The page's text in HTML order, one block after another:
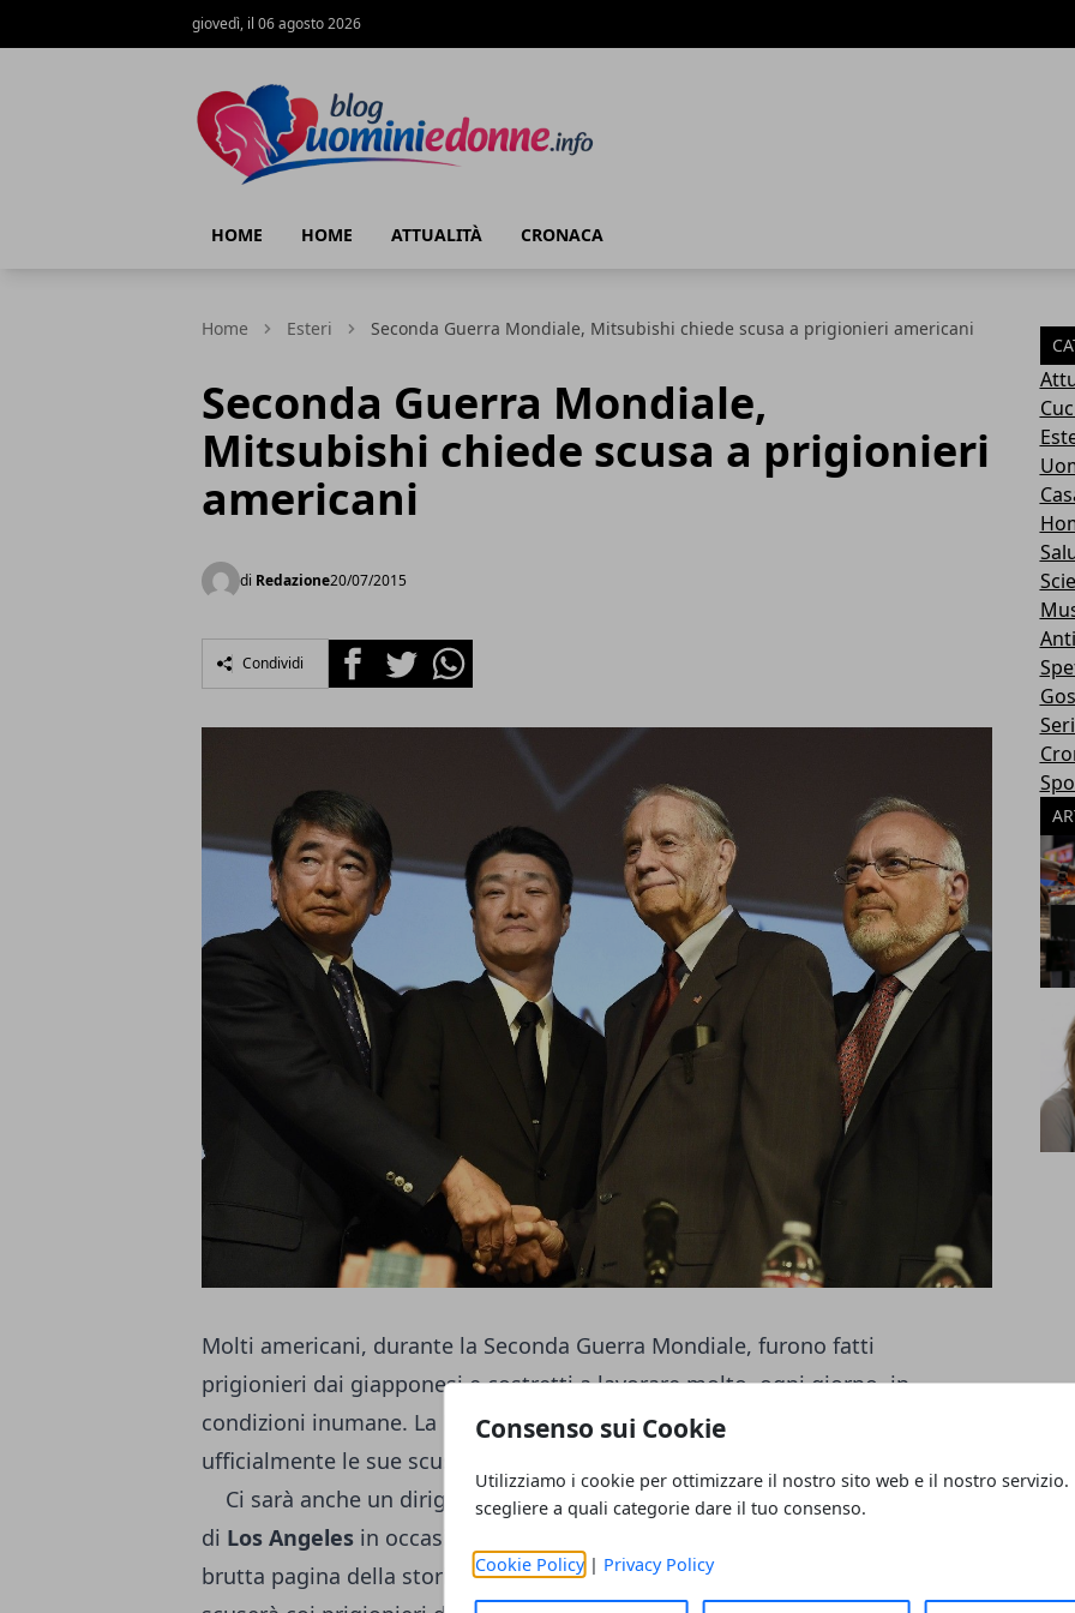
Consenso sui Cookie
Utilizziamo i cookie per ottimizzare il nostro sito web e il nostro servizio.
scegliere a quali categorie dare il tuo consenso.
Cookie Policy| Privacy Policy
giovedì, il 06 agosto 2026
HOME HOME ATTUALITÀ CRONACA
Home Esteri Seconda Guerra Mondiale, Mitsubishi chiede scusa a prigionieri americani
Seconda Guerra Mondiale,
Mitsubishi chiede scusa a prigionieri
americani
di Redazione20/07/2015
Condividi FacebookTwitterWhatsapp
Molti americani, durante la Seconda Guerra Mondiale, furono fatti
prigionieri dai giapponesi e costretti a lavorare molto, ogni giorno, in
condizioni inumane. La BBC ha reso noto che Mitsubishi porgerà
ufficialmente le sue scuse ai prigionieri di guerra
Ci sarà anche un dirigente della Mitsubishi al Simon Wiesenthal Centre
di Los Angeles in occasione della famosa cerimonia per ricordare quella
brutta pagina della storia. Secondo le ultime informazioni, Mitsubishi si